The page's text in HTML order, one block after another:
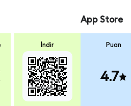
İndir
App Store
Puan
4.7